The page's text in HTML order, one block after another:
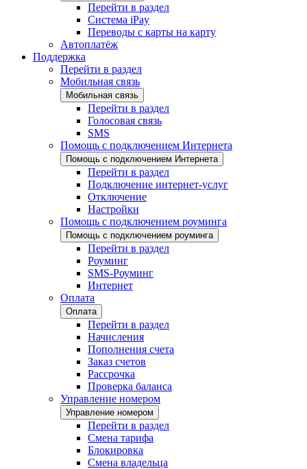
Перейти в раздел
Система iPay
Переводы с карты на карту
Автоплатёж
Поддержка
Перейти в раздел
Мобильная связь
Мобильная связь
Перейти в раздел
Голосовая связь
SMS
Помощь с подключением Интернета
Помощь с подключением Интернета
Перейти в раздел
Подключение интернет-услуг
Отключение
Настройки
Помощь с подключением роуминга
Помощь с подключением роуминга
Перейти в раздел
Роуминг
SMS-Роуминг
Интернет
Оплата
Оплата
Перейти в раздел
Начисления
Пополнения счета
Заказ счетов
Рассрочка
Проверка баланса
Управление номером
Управление номером
Перейти в раздел
Смена тарифа
Блокировка
Смена владельца